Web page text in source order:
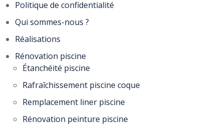
Politique de confidentialité
Qui sommes-nous ?
Réalisations
Rénovation piscine
Étanchéité piscine
Rafraîchissement piscine coque
Remplacement liner piscine
Rénovation peinture piscine